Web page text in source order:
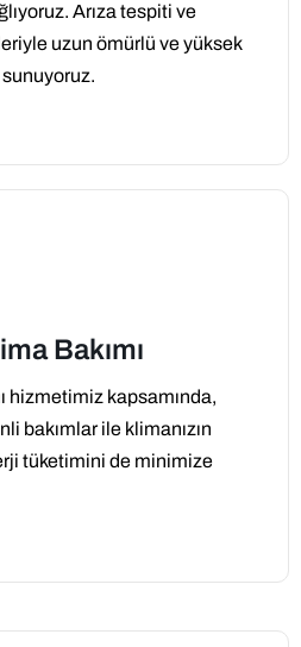
Arıza tespiti ve
uzun ömürlü ve yüksek
sunuyoruz.
Bakımı
hizmetimiz kapsamında,
bakımlar ile klimanızın
tüketimini de minimize